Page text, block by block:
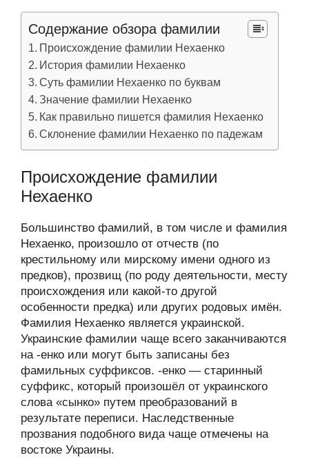
Содержание обзора фамилии
Происхождение фамилии Нехаенко
История фамилии Нехаенко
Суть фамилии Нехаенко по буквам
Значение фамилии Нехаенко
Как правильно пишется фамилия Нехаенко
Склонение фамилии Нехаенко по падежам
Происхождение фамилии
Нехаенко
Большинство фамилий, в том числе и фамилия
Нехаенко, произошло от отчеств (по
крестильному или мирскому имени одного из
предков), прозвищ (по роду деятельности, месту
происхождения или какой-то другой
особенности предка) или других родовых имён.
Фамилия Нехаенко является украинской.
Украинские фамилии чаще всего заканчиваются
на -енко или могут быть записаны без
фамильных суффиксов. -енко — старинный
суффикс, который произошёл от украинского
слова «сынко» путем преобразований в
результате переписи. Наследственные
прозвания подобного вида чаще отмечены на
востоке Украины.